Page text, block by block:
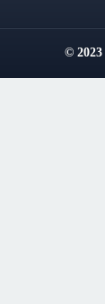
© 2023